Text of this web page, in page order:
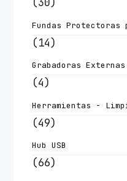
(30)
Fundas Protectoras
(14)
Grabadoras Externas
(4)
Herramientas -
(49)
Hub USB
(66)